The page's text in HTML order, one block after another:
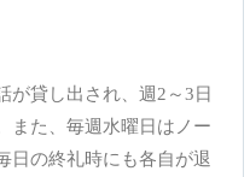
が貸し出され、週2～3日
また、毎週水曜日はノー
日の終礼時にも各自が退